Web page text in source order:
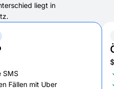
liegt in
SMS
Fällen mit Uber